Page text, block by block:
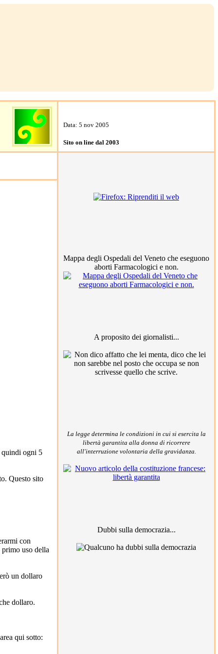
Data: 5 nov 2005
Sito on line dal 2003
quindi ogni 5
Questo sito
con
uso della
un dollaro
dollaro.
qui sotto:
Mappa degli Ospedali del Veneto che eseguono
aborti Farmacologici e non.
A proposito dei giornalisti...
La legge determina le condizioni in cui si esercita la
libertà garantita alla donna di ricorrere
all'interruzione volontaria della gravidanza.
Dubbi sulla democrazia...